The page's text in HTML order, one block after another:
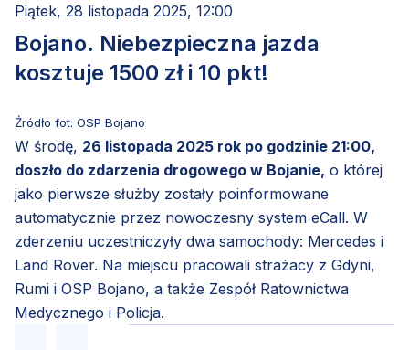
Piątek, 28 listopada 2025, 12:00
Bojano. Niebezpieczna jazda
kosztuje 1500 zł i 10 pkt!
Źródło fot. OSP Bojano
W środę, 26 listopada 2025 rok po godzinie 21:00,
doszło do zdarzenia drogowego w Bojanie, o której
jako pierwsze służby zostały poinformowane
automatycznie przez nowoczesny system eCall. W
zderzeniu uczestniczyły dwa samochody: Mercedes i
Land Rover. Na miejscu pracowali strażacy z Gdyni,
Rumi i OSP Bojano, a także Zespół Ratownictwa
Medycznego i Policja.